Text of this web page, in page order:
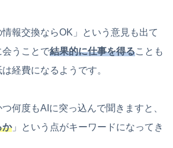
報交換ならOK」という意見も出て
会うことで結果的に仕事を得ることも
経費になるようです。
何度もAIに突っ込んで聞きますと、
か」という点がキーワードになってき